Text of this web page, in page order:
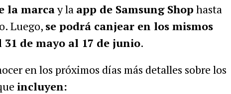
la marcay la app de Samsung Shop hasta
Luego, se podrá canjear en los mismos
de mayo al 17 de junio.
en los próximos días más detalles sobre los
incluyen: